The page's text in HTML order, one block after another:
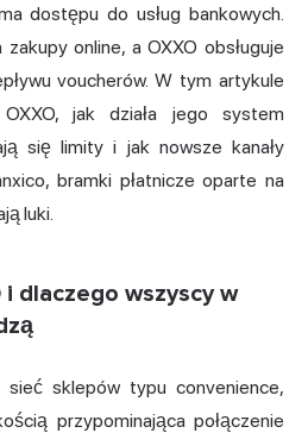
dostępu do usług bankowych.
online, a OXXO obsługuje
voucherów. W tym artykule
jak działa jego system
się limity i jak nowsze kanały
bramki płatnicze oparte na
luki.
i dlaczego wszyscy w
sklepów typu convenience,
przypominająca połączenie